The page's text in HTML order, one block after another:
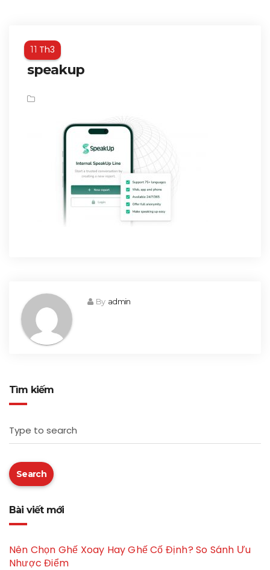
11 Th3
speakup
By admin
Tìm kiếm
Type to search
Search
Bài viết mới
Nên Chọn Ghế Xoay Hay Ghế Cố Định? So Sánh Ưu
Nhược Điểm